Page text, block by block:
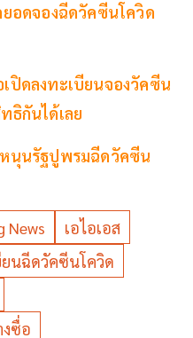
ยอดจองฉีดวัคซีนโควิด
ปิดลงทะเบียนจองวัคซีน
ธิกันได้เลย
นุนรัฐปูพรมฉีดวัคซีน
News
เอไอเอส
ยนฉีดวัคซีนโควิด
ซื่อ